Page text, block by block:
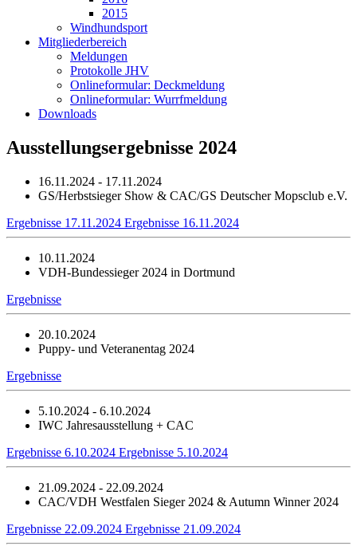
2015
Windhundsport
Mitgliederbereich
Meldungen
Protokolle JHV
Onlineformular: Deckmeldung
Onlineformular: Wurrfmeldung
Downloads
Ausstellungsergebnisse 2024
16.11.2024 - 17.11.2024
GS/Herbstsieger Show & CAC/GS Deutscher Mopsclub e.V.
Ergebnisse 17.11.2024 Ergebnisse 16.11.2024
10.11.2024
VDH-Bundessieger 2024 in Dortmund
Ergebnisse
20.10.2024
Puppy- und Veteranentag 2024
Ergebnisse
5.10.2024 - 6.10.2024
IWC Jahresausstellung + CAC
Ergebnisse 6.10.2024 Ergebnisse 5.10.2024
21.09.2024 - 22.09.2024
CAC/VDH Westfalen Sieger 2024 & Autumn Winner 2024
Ergebnisse 22.09.2024 Ergebnisse 21.09.2024